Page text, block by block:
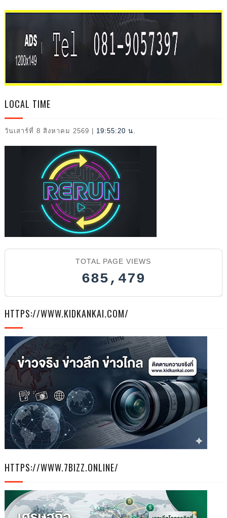
IVAL
2026
LOCAL TIME
วันเสาร์ที่ 8 สิงหาคม 2569 19:55:21 น.
TOTAL PAGE VIEWS
685,479
HTTPS://WWW.KIDKANKAI.COM/
HTTPS://WWW.7BIZZ.ONLINE/